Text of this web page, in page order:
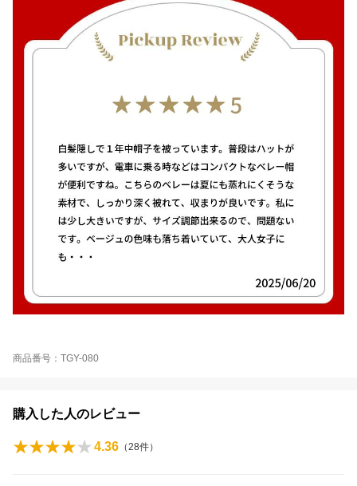
商品番号：TGY-080
購入した人のレビュー
4.36 （28件）